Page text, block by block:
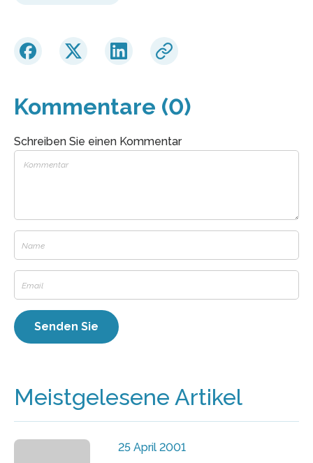
Kommentare (0)
Schreiben Sie einen Kommentar
Meistgelesene Artikel
25 April 2001